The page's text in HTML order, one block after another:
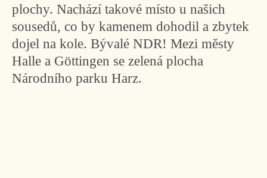
plochy. Nachází takové místo u našich
sousedů, co by kamenem dohodil a zbytek
dojel na kole. Bývalé NDR! Mezi městy
Halle a Göttingen se zelená plocha
Národního parku Harz.